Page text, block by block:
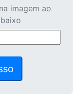
imagem ao